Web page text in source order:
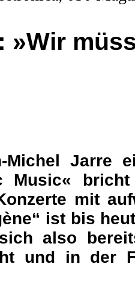
»Wir
Jarre
Music«
mit
ist bis
also
und in der